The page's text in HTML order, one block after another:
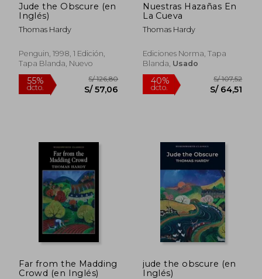
Jude the Obscure (en
Inglés)
Thomas Hardy
Penguin, 1998, 1 Edición,
Tapa Blanda, Nuevo
Nuestras Hazañas En
La Cueva
Thomas Hardy
Ediciones Norma, Tapa
Blanda, Usado
Far from the Madding
Crowd (en Inglés)
jude the obscure (en
Inglés)